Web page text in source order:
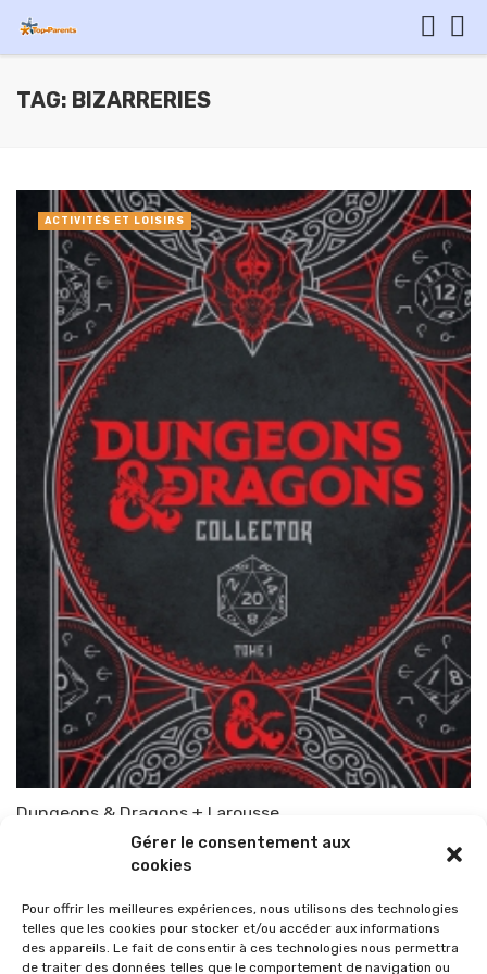
Gérer le consentement aux
cookies
Pour offrir les meilleures expériences, nous utilisons des technologies
telles que les cookies pour stocker et/ou accéder aux informations
des appareils. Le fait de consentir à ces technologies nous permettra
de traiter des données telles que le comportement de navigation ou
TAG: BIZARRERIES
Dungeons & Dragons + Larousse
TOP-PARENTS 7 octobre 2021
ACTIVITÉS ET LOISIRS